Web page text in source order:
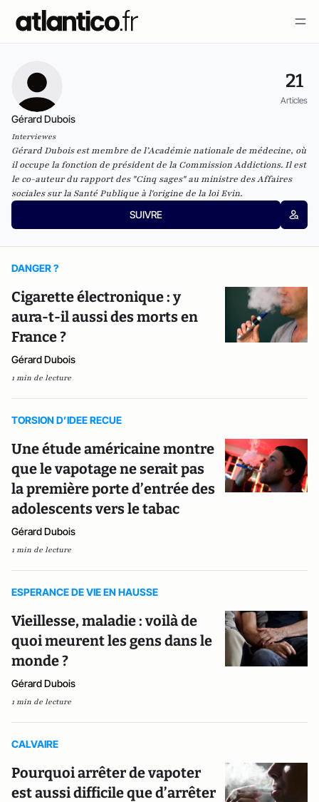
21
Articles
Gérard Dubois
Interviewes
Gérard Dubois est membre de l’Académie nationale de médecine, où
il occupe la fonction de président de la Commission Addictions. Il est
le co-auteur du rapport des "Cinq sages" au ministre des Affaires
sociales sur la Santé Publique à l'origine de la loi Evin.
SUIVRE
DANGER ?
Cigarette électronique : y
aura-t-il aussi des morts en
France ?
Gérard Dubois
1 min de lecture
TORSION D’IDEE RECUE
Une étude américaine montre
que le vapotage ne serait pas
la première porte d’entrée des
adolescents vers le tabac
Gérard Dubois
1 min de lecture
ESPERANCE DE VIE EN HAUSSE
Vieillesse, maladie : voilà de
quoi meurent les gens dans le
monde ?
Gérard Dubois
1 min de lecture
CALVAIRE
Pourquoi arrêter de vapoter
est aussi difficile que d’arrêter